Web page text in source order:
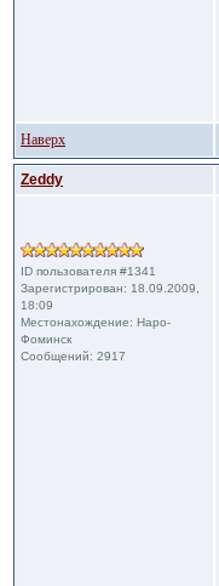
Наверх
Zeddy
ID пользователя #1341
Зарегистрирован: 18.09.2009,
18:09
Местонахождение: Наро-
Фоминск
Сообщений: 2917